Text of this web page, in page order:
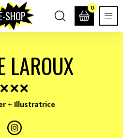
SHOP
0
LAROUX
+ Illustratrice